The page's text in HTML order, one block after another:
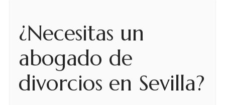
¿Necesitas un
abogado de
divorcios en Sevilla?